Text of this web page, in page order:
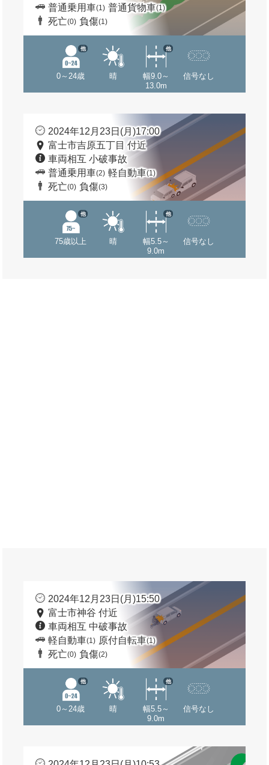
普通乗用車(1) 普通貨物車(1)
死亡(0) 負傷(1)
0～24歳
他
晴
幅9.0～
13.0m
他
信号なし
2024年12月23日(月)17:00
富士市吉原五丁目 付近
車両相互 小破事故
普通乗用車(2) 軽自動車(1)
死亡(0) 負傷(3)
75歳以上
他
晴
幅5.5～
9.0m
他
信号なし
2024年12月23日(月)15:50
富士市神谷 付近
車両相互 中破事故
軽自動車(1) 原付自転車(1)
死亡(0) 負傷(2)
0～24歳
他
晴
幅5.5～
9.0m
他
信号なし